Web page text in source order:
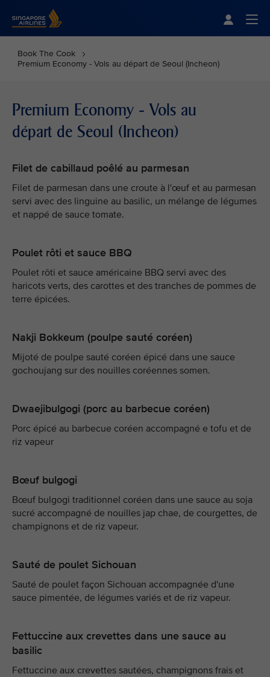
Book The Cook
Premium Economy - Vols au départ de Seoul (Incheon)
Premium Economy - Vols au
départ de Seoul (Incheon)
Filet de cabillaud poêlé au parmesan
Filet de parmesan dans une croute à l'œuf et au parmesan
servi avec des linguine au basilic, un mélange de légumes
et nappé de sauce tomate.
Poulet rôti et sauce BBQ
Poulet rôti et sauce américaine BBQ servi avec des
haricots verts, des carottes et des tranches de pommes de
terre épicées.
Nakji Bokkeum (poulpe sauté coréen)
Mijoté de poulpe sauté coréen épicé dans une sauce
gochoujang sur des nouilles coréennes somen.
Dwaejibulgogi (porc au barbecue coréen)
Porc épicé au barbecue coréen accompagné e tofu et de
riz vapeur
Bœuf bulgogi
Bœuf bulgogi traditionnel coréen dans une sauce au soja
sucré accompagné de nouilles jap chae, de courgettes, de
champignons et de riz vapeur.
Sauté de poulet Sichouan
Sauté de poulet façon Sichouan accompagnée d'une
sauce pimentée, de légumes variés et de riz vapeur.
Fettuccine aux crevettes dans une sauce au
basilic
Fettuccine aux crevettes sautées, champignons frais et